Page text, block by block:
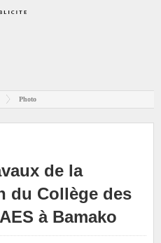
Photo
de la
du Collège des
à Bamako